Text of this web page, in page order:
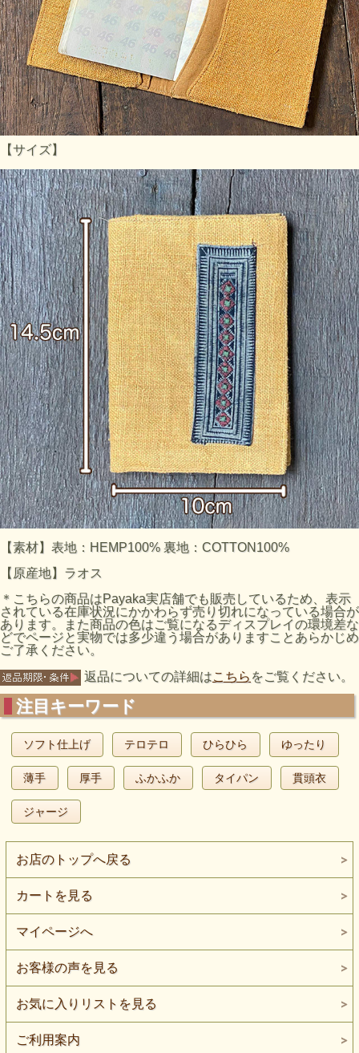
【サイズ】
【素材】表地：HEMP100% 裏地：COTTON100%
【原産地】ラオス
＊こちらの商品はPayaka実店舗でも販売しているため、表示
されている在庫状況にかかわらず売り切れになっている場合が
あります。また商品の色はご覧になるディスプレイの環境差な
どでページと実物では多少違う場合がありますことあらかじめ
ご了承ください。
返品についての詳細はこちら をご覧ください。
注目キーワード
ソフト仕上げ テロテロ ひらひら ゆったり
薄手 厚手 ふかふか タイパン 貫頭衣
ジャージ
お店のトップへ戻る
カートを見る
マイページへ
お客様の声を見る
お気に入りリストを見る
ご利用案内